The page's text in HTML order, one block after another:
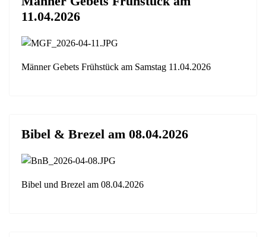
11.04.2026
Männer Gebets Frühstück am Samstag 11.04.2026
Bibel & Brezel am 08.04.2026
Bibel und Brezel am 08.04.2026